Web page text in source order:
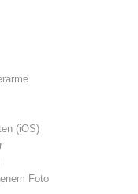
(iOS)
Foto